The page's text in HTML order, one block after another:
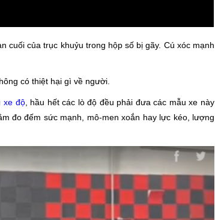
cuối của trục khuỷu trong hộp số bị gãy. Cú xóc mạnh
có thiệt hại gì về người.
xe độ, hầu hết các lò độ đều phải đưa các mẫu xe này
đo đếm sức mạnh, mô-men xoắn hay lực kéo, lượng